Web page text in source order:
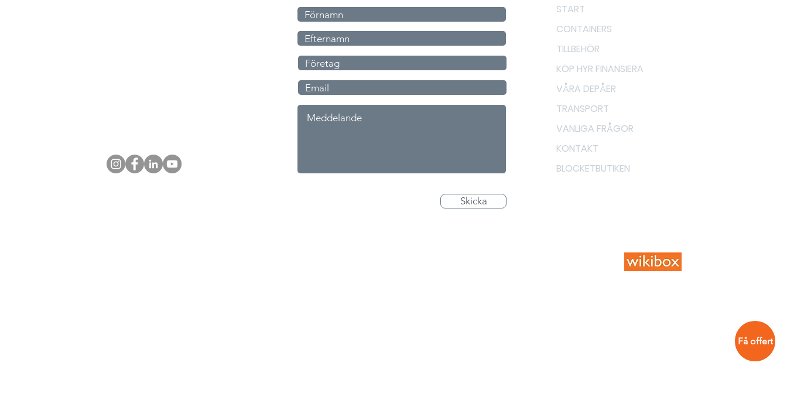
Få offert
Skicka
START
CONTAINERS
TILLBEHÖR
KÖP HYR FINANSIERA
VÅRA DEPÅER
TRANSPORT
VANLIGA FRÅGOR
KONTAKT
BLOCKETBUTIKEN